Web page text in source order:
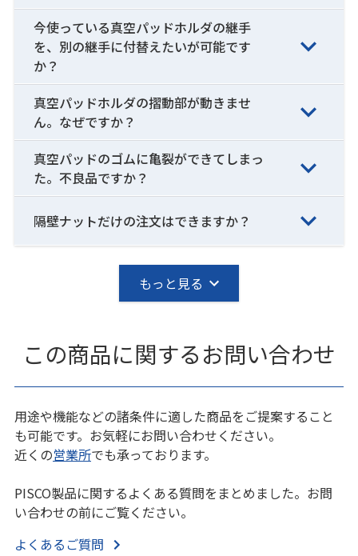
今使っている真空パッドホルダの継手
を、別の継手に付替えたいが可能です
か？
真空パッドホルダの摺動部が動きませ
ん。なぜですか？
真空パッドのゴムに亀裂ができてしまっ
た。不良品ですか？
隔壁ナットだけの注文はできますか？
もっと見る
この商品に関するお問い合わせ
用途や機能などの諸条件に適した商品をご提案すること
も可能です。お気軽にお問い合わせください。
近くの営業所でも承っております。
PISCO製品に関するよくある質問をまとめました。お問
い合わせの前にご覧ください。
よくあるご質問